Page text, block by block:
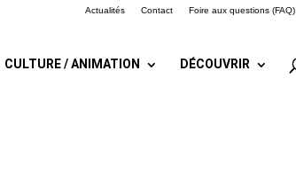
Actualités Contact Foire aux questions (FAQ)
CULTURE / ANIMATION DÉCOUVRIR